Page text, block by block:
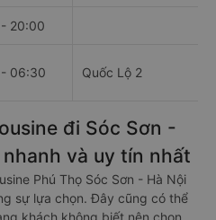
20:00
06:30 Quốc Lộ 2
đi Sóc Sơn -
và uy tín nhất
Phú Thọ Sóc Sơn - Hà Nội
sự lựa chọn. Đây cũng có thể
khách không biết nên chọn